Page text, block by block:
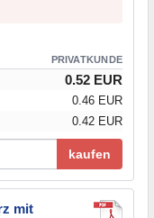
PRIVATKUNDE
0.52 EUR
0.46 EUR
0.42 EUR
kaufen
mit